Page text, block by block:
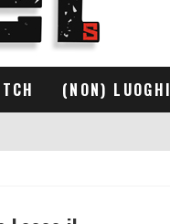
(NON) LUOGHI